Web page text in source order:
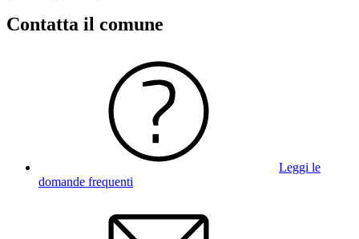
Contatta il comune
Leggi le
domande frequenti